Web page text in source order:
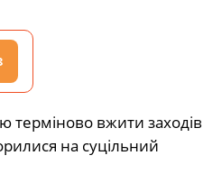
терміново вжити заходів
на суцільний